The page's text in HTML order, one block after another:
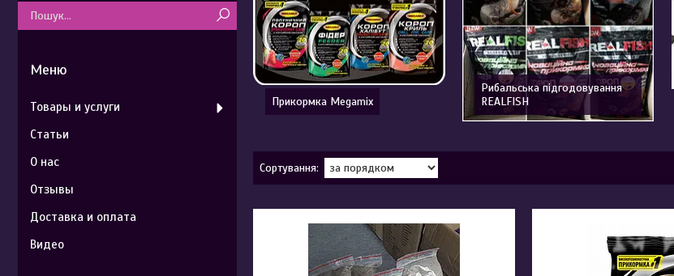
Прикормка Megamix
Рибальська підгодовування
REALFISH
Товары и услуги
Статьи
О нас
Отзывы
Доставка и оплата
Видео